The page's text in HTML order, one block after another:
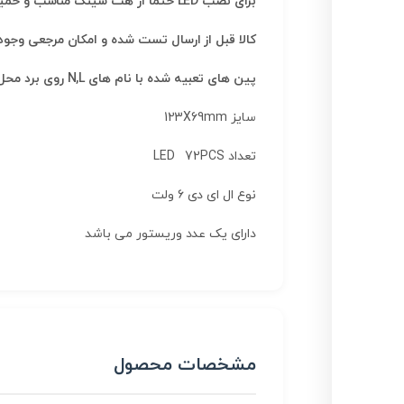
کالا قبل از ارسال تست شده و امکان مرجعی وجود
پین های تعبیه شده با نام های N,L روی برد محل نصب فاز و نول برق شهری ۲۲۰ ولت می باشند جهت فاز و نول مهم نمی باشد
سایز 123X69mm
تعداد LED 72PCS
نوع ال ای دی ۶ ولت
دارای یک عدد وریستور می باشد
مشخصات محصول